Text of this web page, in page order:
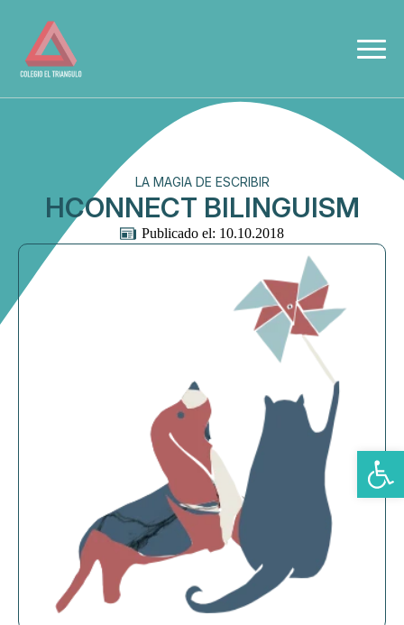
Abrir
LA MAGIA DE ESCRIBIR
HCONNECT BILINGUISM
Publicado el: 10.10.2018